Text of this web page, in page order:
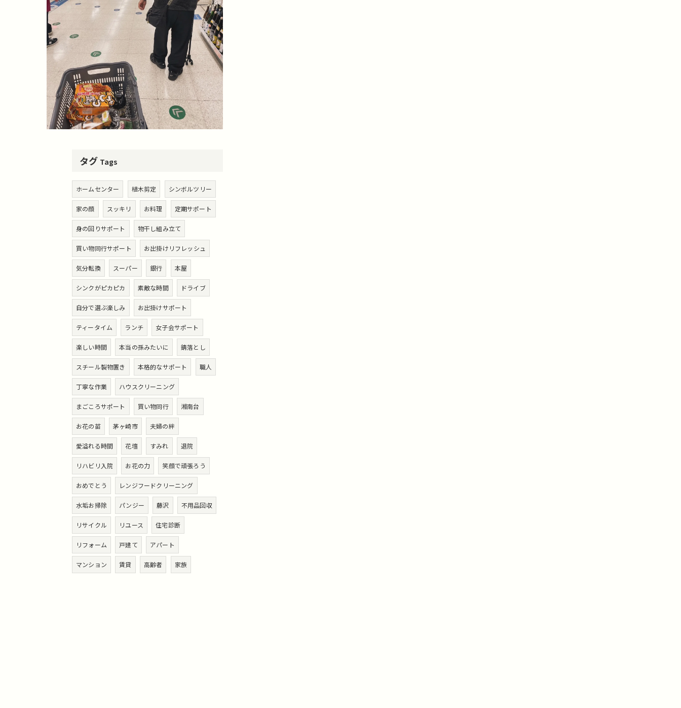
タグ Tags
ホームセンター 植木剪定 シンボルツリー
家の顔 スッキリ お料理 定期サポート
身の回りサポート 物干し組み立て
買い物同行サポート お出掛けリフレッシュ
気分転換 スーパー 銀行 本屋
シンクがピカピカ 素敵な時間 ドライブ
自分で選ぶ楽しみ お出掛けサポート
ティータイム ランチ 女子会サポート
楽しい時間 本当の孫みたいに 錆落とし
スチール製物置き 本格的なサポート 職人
丁寧な作業 ハウスクリーニング
まごころサポート 買い物同行 湘南台
お花の苗 茅ヶ崎市 夫婦の絆
愛溢れる時間 花壇 すみれ 退院
リハビリ入院 お花の力 笑顔で頑張ろう
おめでとう レンジフードクリーニング
水垢お掃除 パンジー 藤沢 不用品回収
リサイクル リユース 住宅診断
リフォーム 戸建て アパート
マンション 賃貸 高齢者 家族